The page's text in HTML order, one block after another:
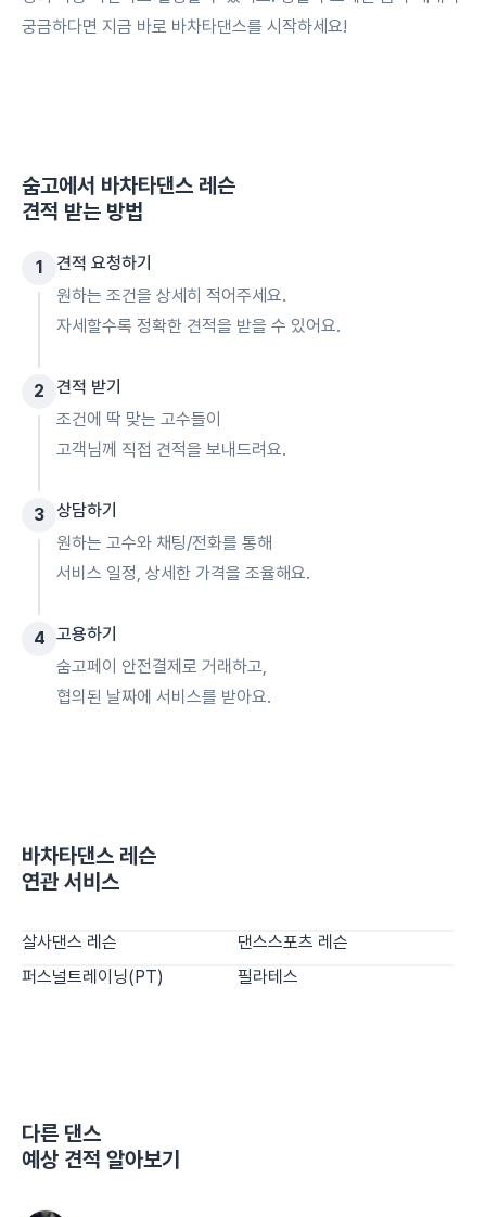
궁금하다면 지금 바로 바차타댄스를 시작하세요!
숨고에서 바차타댄스 레슨
견적 받는 방법
1
견적 요청하기
원하는 조건을 상세히 적어주세요.
자세할수록 정확한 견적을 받을 수 있어요.
2
견적 받기
조건에 딱 맞는 고수들이
고객님께 직접 견적을 보내드려요.
3 상담하기
원하는 고수와 채팅/전화를 통해
서비스 일정, 상세한 가격을 조율해요.
4 고용하기
숨고페이 안전결제로 거래하고,
협의된 날짜에 서비스를 받아요.
바차타댄스 레슨
연관 서비스
살사댄스 레슨
댄스스포츠 레슨
퍼스널트레이닝(PT)
필라테스
다른 댄스
예상 견적 알아보기